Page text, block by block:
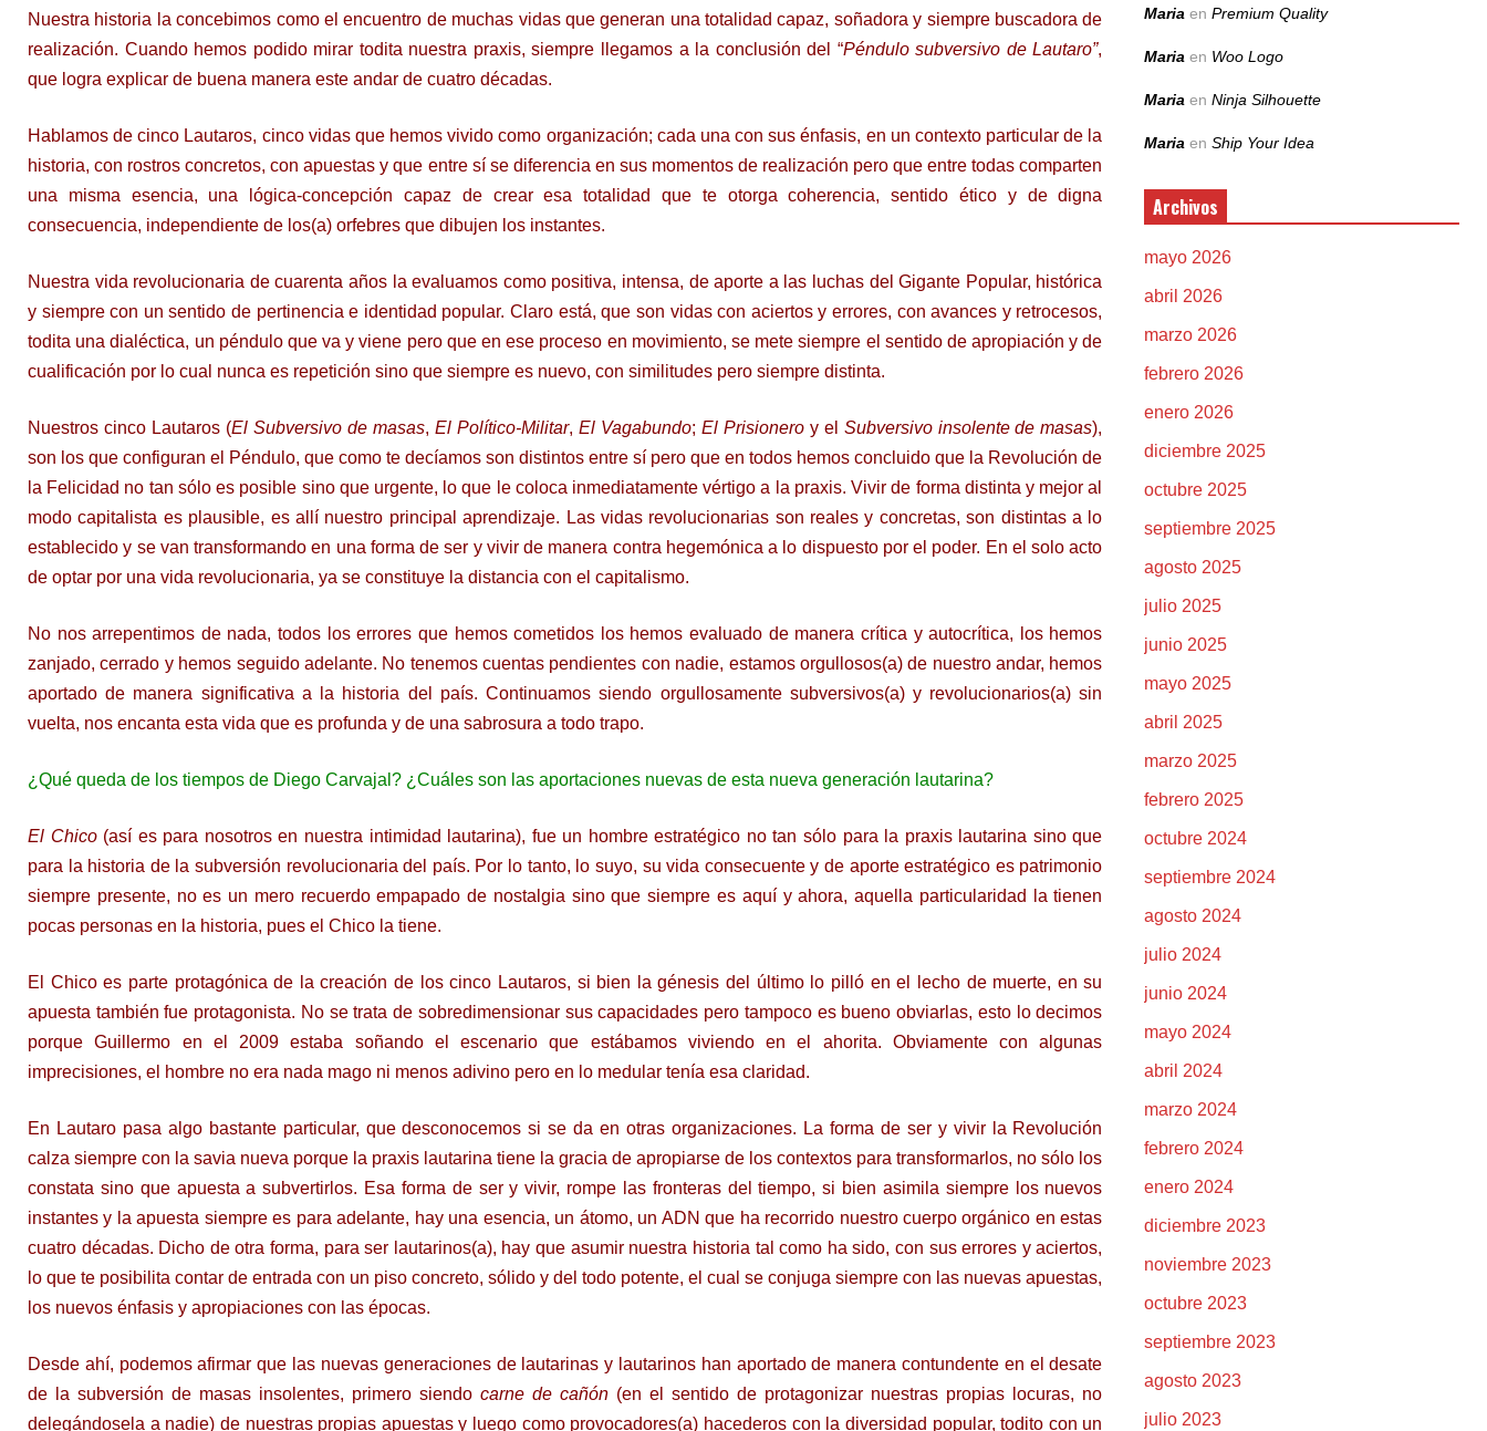
Nuestra historia la concebimos como el encuentro de muchas vidas que generan una totalidad capaz, soñadora y siempre buscadora de
realización. Cuando hemos podido mirar todita nuestra praxis, siempre llegamos a la conclusión del “Péndulo subversivo de Lautaro”,
que logra explicar de buena manera este andar de cuatro décadas.
Hablamos de cinco Lautaros, cinco vidas que hemos vivido como organización; cada una con sus énfasis, en un contexto particular de la
historia, con rostros concretos, con apuestas y que entre sí se diferencia en sus momentos de realización pero que entre todas comparten
una misma esencia, una lógica-concepción capaz de crear esa totalidad que te otorga coherencia, sentido ético y de digna
consecuencia, independiente de los(a) orfebres que dibujen los instantes.
Nuestra vida revolucionaria de cuarenta años la evaluamos como positiva, intensa, de aporte a las luchas del Gigante Popular, histórica
y siempre con un sentido de pertinencia e identidad popular. Claro está, que son vidas con aciertos y errores, con avances y retrocesos,
todita una dialéctica, un péndulo que va y viene pero que en ese proceso en movimiento, se mete siempre el sentido de apropiación y de
cualificación por lo cual nunca es repetición sino que siempre es nuevo, con similitudes pero siempre distinta.
Nuestros cinco Lautaros (El Subversivo de masas, El Político-Militar, El Vagabundo; El Prisioneroy el Subversivo insolente de masas),
son los que configuran el Péndulo, que como te decíamos son distintos entre sí pero que en todos hemos concluido que la Revolución de
la Felicidad no tan sólo es posible sino que urgente, lo que le coloca inmediatamente vértigo a la praxis. Vivir de forma distinta y mejor al
modo capitalista es plausible, es allí nuestro principal aprendizaje. Las vidas revolucionarias son reales y concretas, son distintas a lo
establecido y se van transformando en una forma de ser y vivir de manera contra hegemónica a lo dispuesto por el poder. En el solo acto
de optar por una vida revolucionaria, ya se constituye la distancia con el capitalismo.
No nos arrepentimos de nada, todos los errores que hemos cometidos los hemos evaluado de manera crítica y autocrítica, los hemos
zanjado, cerrado y hemos seguido adelante. No tenemos cuentas pendientes con nadie, estamos orgullosos(a) de nuestro andar, hemos
aportado de manera significativa a la historia del país. Continuamos siendo orgullosamente subversivos(a) y revolucionarios(a) sin
vuelta, nos encanta esta vida que es profunda y de una sabrosura a todo trapo.
¿Qué queda de los tiempos de Diego Carvajal? ¿Cuáles son las aportaciones nuevas de esta nueva generación lautarina?
El Chico(así es para nosotros en nuestra intimidad lautarina), fue un hombre estratégico no tan sólo para la praxis lautarina sino que
para la historia de la subversión revolucionaria del país. Por lo tanto, lo suyo, su vida consecuente y de aporte estratégico es patrimonio
siempre presente, no es un mero recuerdo empapado de nostalgia sino que siempre es aquí y ahora, aquella particularidad la tienen
pocas personas en la historia, pues el Chico la tiene.
El Chico es parte protagónica de la creación de los cinco Lautaros, si bien la génesis del último lo pilló en el lecho de muerte, en su
apuesta también fue protagonista. No se trata de sobredimensionar sus capacidades pero tampoco es bueno obviarlas, esto lo decimos
porque Guillermo en el 2009 estaba soñando el escenario que estábamos viviendo en el ahorita. Obviamente con algunas
imprecisiones, el hombre no era nada mago ni menos adivino pero en lo medular tenía esa claridad.
En Lautaro pasa algo bastante particular, que desconocemos si se da en otras organizaciones. La forma de ser y vivir la Revolución
calza siempre con la savia nueva porque la praxis lautarina tiene la gracia de apropiarse de los contextos para transformarlos, no sólo los
constata sino que apuesta a subvertirlos. Esa forma de ser y vivir, rompe las fronteras del tiempo, si bien asimila siempre los nuevos
instantes y la apuesta siempre es para adelante, hay una esencia, un átomo, un ADN que ha recorrido nuestro cuerpo orgánico en estas
cuatro décadas. Dicho de otra forma, para ser lautarinos(a), hay que asumir nuestra historia tal como ha sido, con sus errores y aciertos,
lo que te posibilita contar de entrada con un piso concreto, sólido y del todo potente, el cual se conjuga siempre con las nuevas apuestas,
los nuevos énfasis y apropiaciones con las épocas.
Desde ahí, podemos afirmar que las nuevas generaciones de lautarinas y lautarinos han aportado de manera contundente en el desate
de la subversión de masas insolentes, primero siendocarne de cañón (en el sentido de protagonizar nuestras propias locuras, no
delegándosela a nadie) de nuestras propias apuestas y luego como provocadores(a) hacederos con la diversidad popular, todito con un
Maria enPremium Quality
Maria en Woo Logo
Maria enNinja Silhouette
Maria enShip Your Idea
Archivos
mayo 2026
abril 2026
marzo 2026
febrero 2026
enero 2026
diciembre 2025
octubre 2025
septiembre 2025
agosto 2025
julio 2025
junio 2025
mayo 2025
abril 2025
marzo 2025
febrero 2025
octubre 2024
septiembre 2024
agosto 2024
julio 2024
junio 2024
mayo 2024
abril 2024
marzo 2024
febrero 2024
enero 2024
diciembre 2023
noviembre 2023
octubre 2023
septiembre 2023
agosto 2023
julio 2023